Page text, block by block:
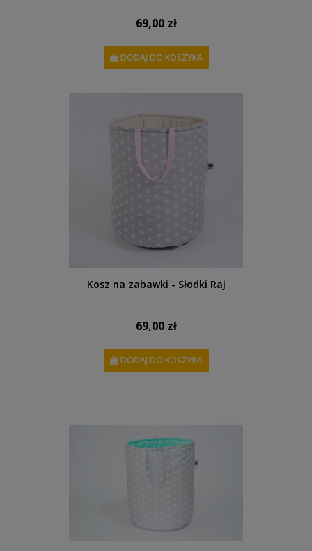
69,00 zł
DODAJ DO KOSZYKA
Kosz na zabawki - Słodki Raj
69,00 zł
DODAJ DO KOSZYKA